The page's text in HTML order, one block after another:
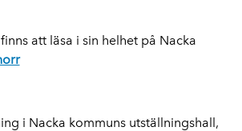
att läsa i sin helhet på Nacka
i Nacka kommuns utställningshall,